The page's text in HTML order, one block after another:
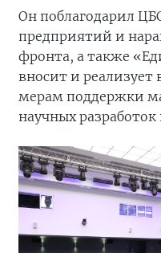
Он поблагодарил
предприятий и
фронта, а также
вносит и
мерам поддержки
научных разработок